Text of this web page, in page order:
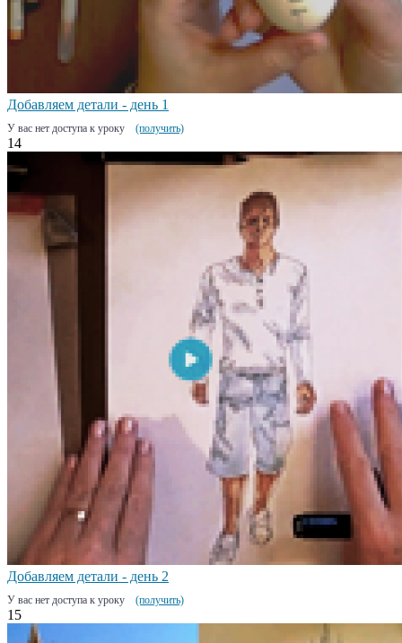
Добавляем детали - день 1
У вас нет доступа к уроку (получить)
14
Добавляем детали - день 2
У вас нет доступа к уроку (получить)
15